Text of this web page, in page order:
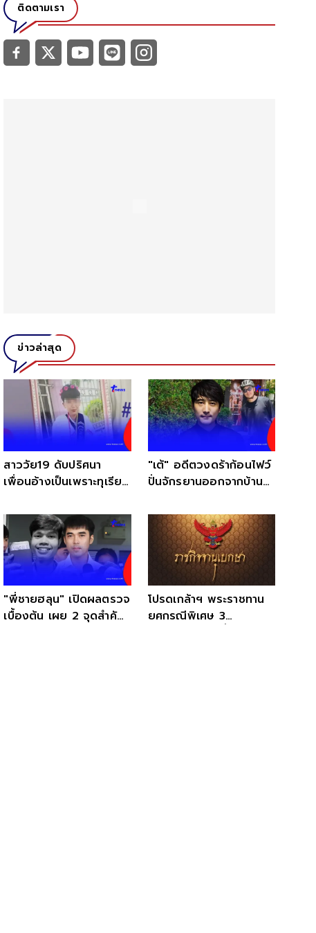
ติดตามเรา
ข่าวล่าสุด
สาววัย19 ดับปริศนา
เพื่อนอ้างเป็นเพราะทุเรียน
"เต้" อดีตวงดร้าก้อนไฟว์
ปั่นจักรยานออกจากบ้าน
"พี่ชายฮลุน" เปิดผลตรวจ
เบื้องต้น เผย 2 จุดสำคัญ
โปรดเกล้าฯ พระราชทาน
ยศกรณีพิเศษ 3